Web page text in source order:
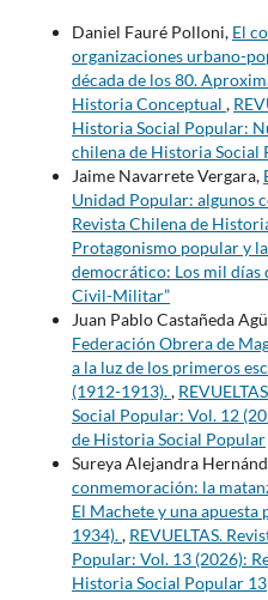
Daniel Fauré Polloni, El
organizaciones urbano-
década de los 80.
Historia Conceptual ,
Historia Social Popular:
chilena de Historia Social
Jaime Navarrete Vergara,
Unidad Popular: algunos
Revista Chilena de
Protagonismo popular y
democrático: Los mil días
Civil-Militar”
Juan Pablo Castañeda
Federación Obrera de
a la luz de los primeros
(1912-1913).,
Social Popular: Vol. 12
de Historia Social Popular
Sureya Alejandra
conmemoración: la
El Machete y una
1934)., REVUELTAS.
Popular: Vol. 13 (2026):
Historia Social Popular 13